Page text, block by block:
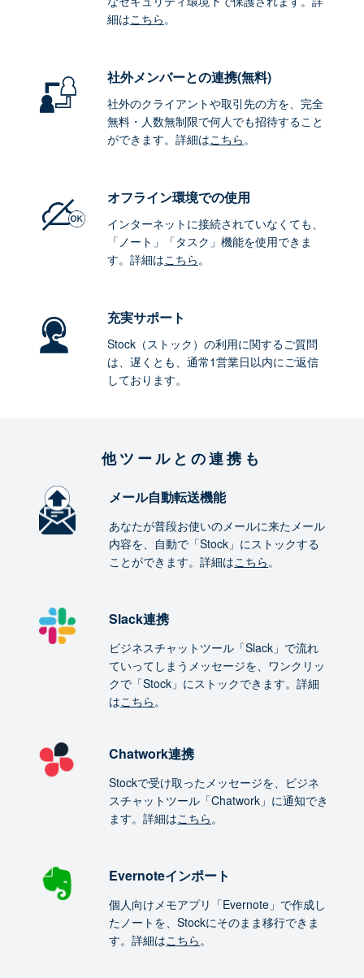
細はこちら。
社外メンバーとの連携(無料)
社外のクライアントや取引先の方を、完全
無料・人数無制限で何人でも招待すること
ができます。詳細はこちら。
オフライン環境での使用
インターネットに接続されていなくても、
「ノート」「タスク」機能を使用できま
す。詳細はこちら。
充実サポート
Stock（ストック）の利用に関するご質問
は、遅くとも、通常1営業日以内にご返信
しております。
他ツールとの連携も
メール自動転送機能
あなたが普段お使いのメールに来たメール
内容を、自動で「Stock」にストックする
ことができます。詳細はこちら。
Slack連携
ビジネスチャットツール「Slack」で流れ
ていってしまうメッセージを、ワンクリッ
クで「Stock」にストックできます。詳細
はこちら。
Chatwork連携
Stockで受け取ったメッセージを、ビジネ
スチャットツール「Chatwork」に通知でき
ます。詳細はこちら。
Evernoteインポート
個人向けメモアプリ「Evernote」で作成し
たノートを、Stockにそのまま移行できま
す。詳細はこちら。